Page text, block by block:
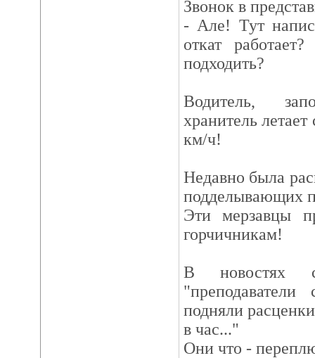
Звонок в
- Але! Тут
откат
подходить?
Водитель,
хранитель
км/ч!
Недавно была
подделывающих
Эти мерзавцы
горчичникам!
В новостях
подняли
в час..."
Они что -